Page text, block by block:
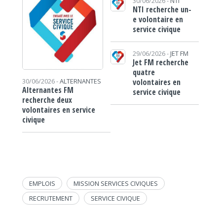
30/06/2026 -ALTERNANTES
Alternantes FM
recherche deux
volontaires en service
civique
NTI recherche un-
e volontaire en
service civique
29/06/2026 - JET FM
Jet FM recherche
quatre
volontaires en
service civique
EMPLOIS
MISSION SERVICES CIVIQUES
RECRUTEMENT
SERVICE CIVIQUE